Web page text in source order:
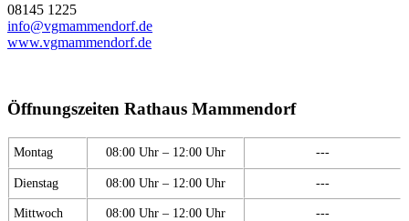
08145 1225
info@vgmammendorf.de
www.vgmammendorf.de
Öffnungszeiten Rathaus Mammendorf
Montag 08:00 Uhr – 12:00 Uhr ---
Dienstag 08:00 Uhr – 12:00 Uhr ---
Mittwoch 08:00 Uhr – 12:00 Uhr ---